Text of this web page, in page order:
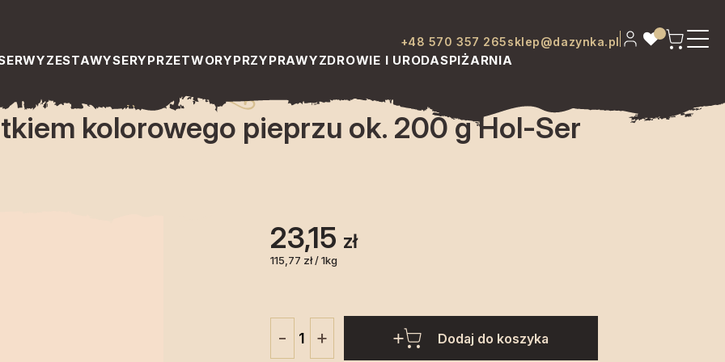
+48 570 357 265sklep@dazynka.pl
ZESTAWYSERYPRZETWORYPRZYPRAWYZDROWIE I URODASPIŻARNIA
pieprzu ok. 200 g Hol-Ser
kolorowego pieprzu ok. 200 g Hol-Ser
23,15 zł
115,77 zł / 1kg
- + Dodaj do koszyka